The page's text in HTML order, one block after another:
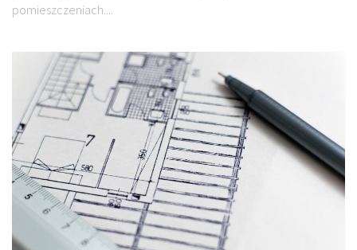
pomieszczeniach....